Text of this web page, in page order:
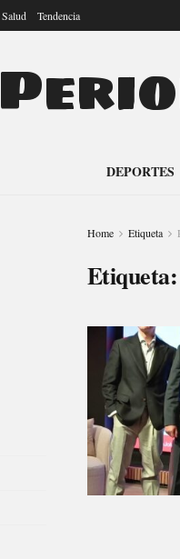
Salud Tendencia
DEPORTES
Home Etiqueta
Etiqueta: